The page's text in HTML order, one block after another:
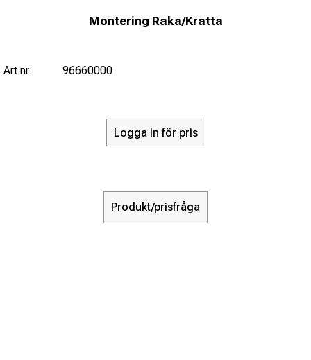
Montering Raka/Kratta
Art nr: 96660000
Logga in för pris
Produkt/prisfråga